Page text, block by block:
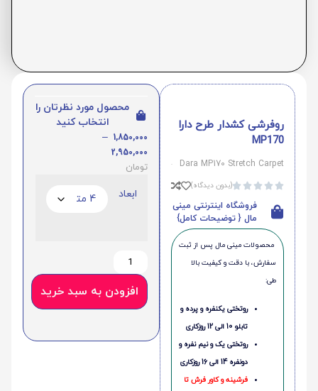
روفرشی کشدار طرح دارا
MP170
Dara MP170 Stretch Carpet




(بدون دیدگاه)
فروشگاه اینترنتی مینی
مال { توضیحات کامل}
محصولات مینی‌ مال پس از ثبت
سفارش، با دقت و کیفیت بالا
طی:
روتختی یکنفره و پرده و
تابلو 10 الی 12 روزکاری
روتختی یک و نیم نفره و
دونفره 14 الی 16 روزکاری
فرشینه و کاور فرش تا
محصول مورد نظرتان را
انتخاب کنید
1,850,000
–
2,950,000
تومان
ابعاد
افزودن به سبد خرید